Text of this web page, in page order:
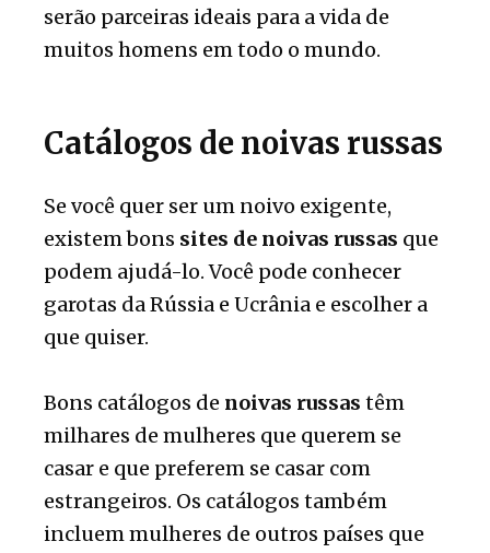
serão parceiras ideais para a vida de
muitos homens em todo o mundo.
Catálogos de noivas russas
Se você quer ser um noivo exigente,
existem bons sites de noivas russas que
podem ajudá-lo. Você pode conhecer
garotas da Rússia e Ucrânia e escolher a
que quiser.
Bons catálogos de noivas russas têm
milhares de mulheres que querem se
casar e que preferem se casar com
estrangeiros. Os catálogos também
incluem mulheres de outros países que